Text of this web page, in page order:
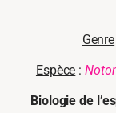
Genre
Espèce :
Biologie de